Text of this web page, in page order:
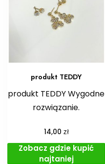
produkt TEDDY
produkt TEDDY Wygodne
rozwiązanie.
14,00 zł
Zobacz gdzie kupić
najtaniej